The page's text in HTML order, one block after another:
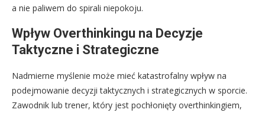
a nie paliwem do spirali niepokoju.
Wpływ Overthinkingu na Decyzje
Taktyczne i Strategiczne
Nadmierne myślenie może mieć katastrofalny wpływ na
podejmowanie decyzji taktycznych i strategicznych w sporcie.
Zawodnik lub trener, który jest pochłonięty overthinkingiem,